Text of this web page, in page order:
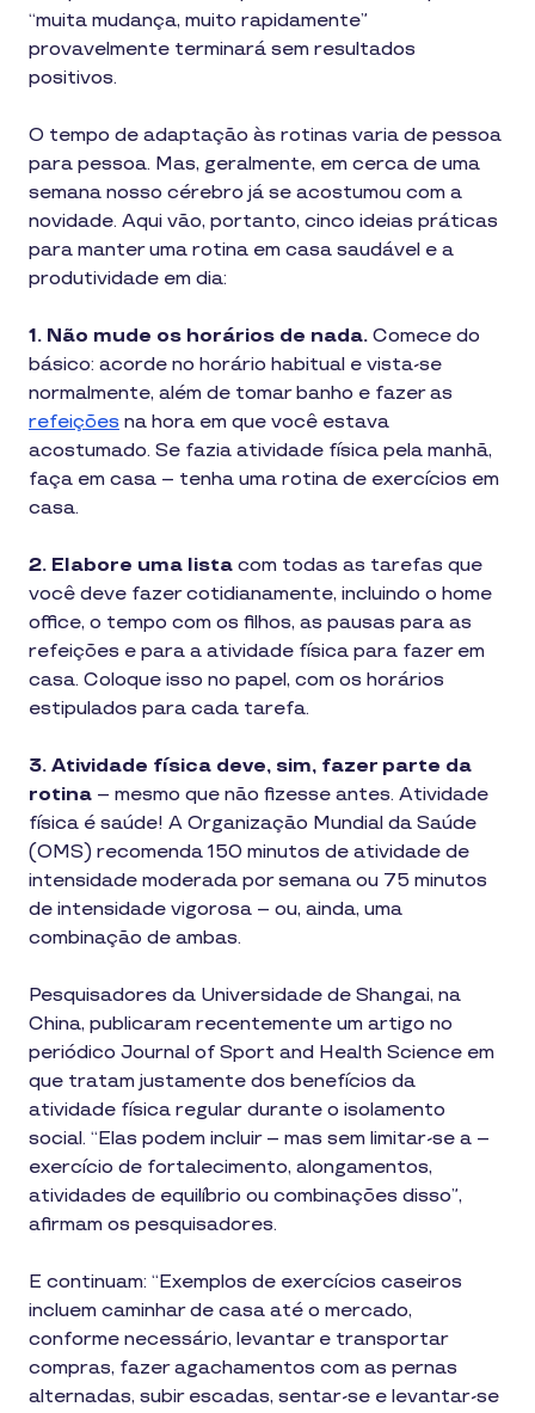
“muita mudança, muito rapidamente”
provavelmente terminará sem resultados
positivos.
O tempo de adaptação às rotinas varia de pessoa
para pessoa. Mas, geralmente, em cerca de uma
semana nosso cérebro já se acostumou com a
novidade. Aqui vão, portanto, cinco ideias práticas
para manter uma rotina em casa saudável e a
produtividade em dia:
1. Não mude os horários de nada. Comece do
básico: acorde no horário habitual e vista-se
normalmente, além de tomar banho e fazer as
refeições na hora em que você estava
acostumado. Se fazia atividade física pela manhã,
faça em casa – tenha uma rotina de exercícios em
casa.
2. Elabore uma lista com todas as tarefas que
você deve fazer cotidianamente, incluindo o home
office, o tempo com os filhos, as pausas para as
refeições e para a atividade física para fazer em
casa. Coloque isso no papel, com os horários
estipulados para cada tarefa.
3. Atividade física deve, sim, fazer parte da
rotina – mesmo que não fizesse antes. Atividade
física é saúde! A Organização Mundial da Saúde
(OMS) recomenda 150 minutos de atividade de
intensidade moderada por semana ou 75 minutos
de intensidade vigorosa – ou, ainda, uma
combinação de ambas.
Pesquisadores da Universidade de Shangai, na
China, publicaram recentemente um artigo no
periódico Journal of Sport and Health Science em
que tratam justamente dos benefícios da
atividade física regular durante o isolamento
social. “Elas podem incluir – mas sem limitar-se a –
exercício de fortalecimento, alongamentos,
atividades de equilíbrio ou combinações disso”,
afirmam os pesquisadores.
E continuam: “Exemplos de exercícios caseiros
incluem caminhar de casa até o mercado,
conforme necessário, levantar e transportar
compras, fazer agachamentos com as pernas
alternadas, subir escadas, sentar-se e levantar-se